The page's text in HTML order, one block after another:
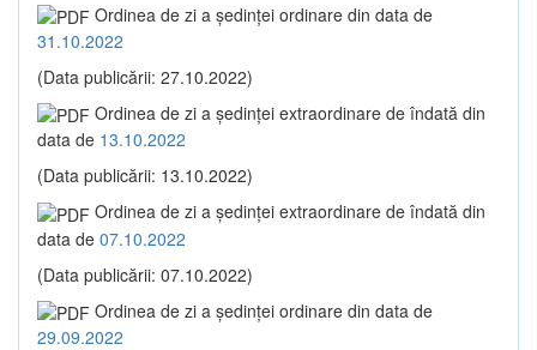
Ordinea de zi a şedinţei ordinare din data de
31.10.2022
(Data publicării: 27.10.2022)
Ordinea de zi a şedinţei extraordinare de îndată din
data de 13.10.2022
(Data publicării: 13.10.2022)
Ordinea de zi a şedinţei extraordinare de îndată din
data de 07.10.2022
(Data publicării: 07.10.2022)
Ordinea de zi a şedinţei ordinare din data de
29.09.2022